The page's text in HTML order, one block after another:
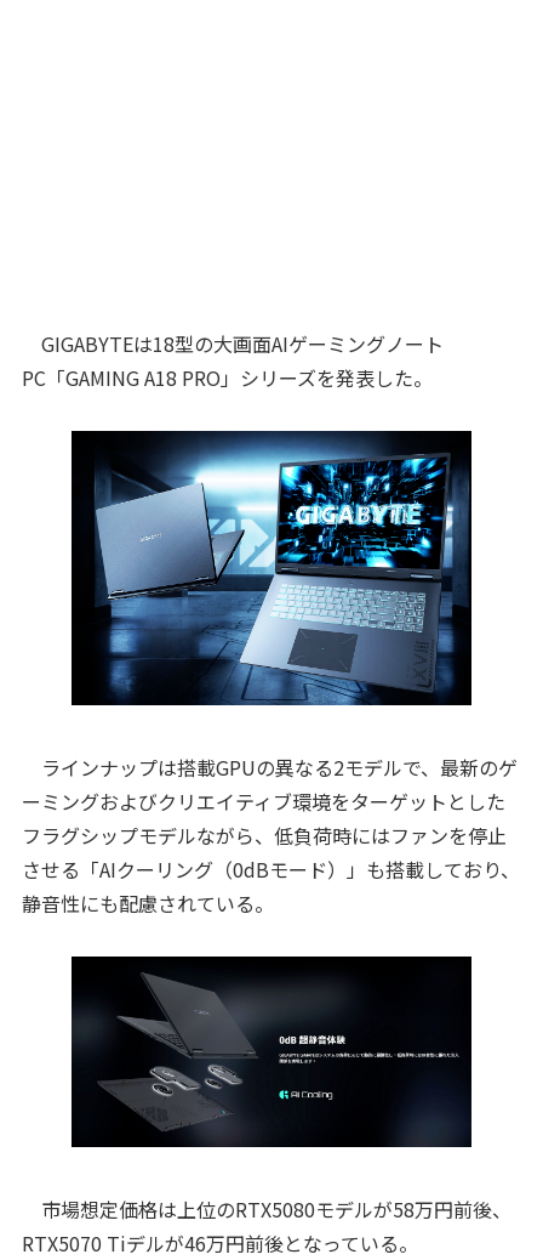
GIGABYTEは18型の大画面AIゲーミングノート
PC「GAMING A18 PRO」シリーズを発表した。
ラインナップは搭載GPUの異なる2モデルで、最新のゲ
ーミングおよびクリエイティブ環境をターゲットとした
フラグシップモデルながら、低負荷時にはファンを停止
させる「AIクーリング（0dBモード）」も搭載しており、
静音性にも配慮されている。
市場想定価格は上位のRTX5080モデルが58万円前後、
RTX5070 Tiデルが46万円前後となっている。